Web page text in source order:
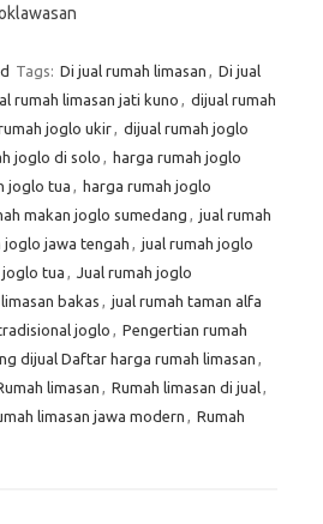
Tags: Di jual rumah limasan , Di jual
rumah limasan jati kuno , dijual rumah
joglo ukir, dijual rumah joglo
joglo di solo , harga rumah joglo
joglo tua , harga rumah joglo
makan joglo sumedang , jual rumah
joglo jawa tengah , jual rumah joglo
joglo tua , Jual rumah joglo
bakas , jual rumah taman alfa
joglo , Pengertian rumah
dijual Daftar harga rumah limasan ,
limasan , Rumah limasan di jual,
limasan jawa modern , Rumah